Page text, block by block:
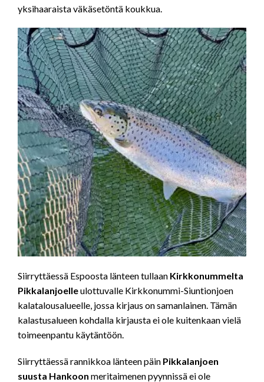
yksihaaraista väkäsetöntä koukkua.
Siirryttäessä Espoosta länteen tullaan Kirkkonummelta
Pikkalanjoelleulottuvalle Kirkkonummi-Siuntionjoen
kalatalousalueelle, jossa kirjaus on samanlainen. Tämän
kalastusalueen kohdalla kirjausta ei ole kuitenkaan vielä
toimeenpantu käytäntöön.
Siirryttäessä rannikkoa länteen päin Pikkalanjoen
suusta Hankoon meritaimenen pyynnissä ei ole